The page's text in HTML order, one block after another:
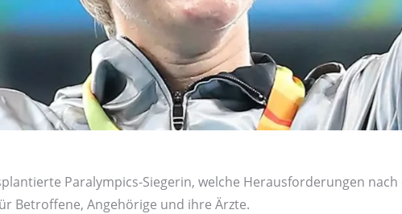
Paralympics-Siegerin, welche Heraus­forderungen
Betroffene, Angehörige und ihre Ärzte.